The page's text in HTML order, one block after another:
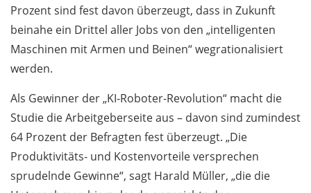
Prozent sind fest davon überzeugt, dass in Zukunft
beinahe ein Drittel aller Jobs von den „intelligenten
Maschinen mit Armen und Beinen“ wegrationalisiert
werden.
Als Gewinner der „KI-Roboter-Revolution“ macht die
Studie die Arbeitgeberseite aus – davon sind zumindest
64 Prozent der Befragten fest überzeugt. „Die
Produktivitäts- und Kostenvorteile versprechen
sprudelnde Gewinne“, sagt Harald Müller, „die die